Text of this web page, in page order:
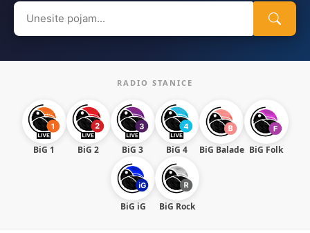
Search
for:
RADIO STANICE
BiG 1 BiG 2 BiG 3 BiG 4 BiG Balade BiG Folk
BiG iG BiG Rock